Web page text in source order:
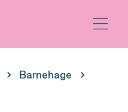
Meny
Barnehage